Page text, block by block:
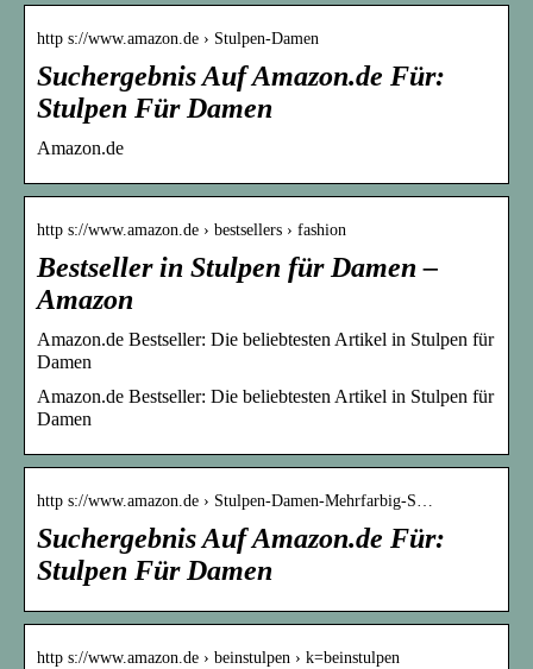
http s://www.amazon.de › Stulpen-Damen
Suchergebnis Auf Amazon.de Für:
Stulpen Für Damen
Amazon.de
http s://www.amazon.de › bestsellers › fashion
Bestseller in Stulpen für Damen –
Amazon
Amazon.de Bestseller: Die beliebtesten Artikel in Stulpen für
Damen
Amazon.de Bestseller: Die beliebtesten Artikel in Stulpen für
Damen
http s://www.amazon.de › Stulpen-Damen-Mehrfarbig-S…
Suchergebnis Auf Amazon.de Für:
Stulpen Für Damen
http s://www.amazon.de › beinstulpen › k=beinstulpen